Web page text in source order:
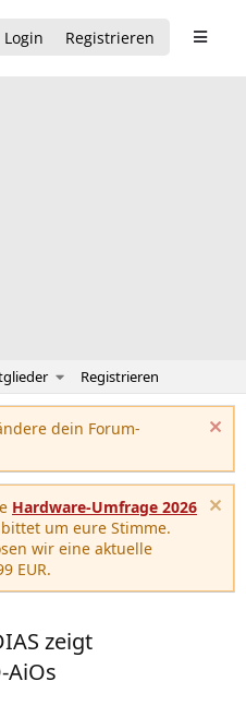
Login Registrieren
Registrieren
dein Forum-
Hardware-Umfrage 2026
um eure Stimme.
wir eine aktuelle
EUR.
zeigt
AiOs